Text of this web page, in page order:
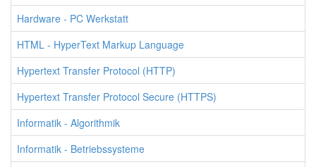
Hardware - PC Werkstatt
HTML - HyperText Markup Language
Hypertext Transfer Protocol (HTTP)
Hypertext Transfer Protocol Secure (HTTPS)
Informatik - Algorithmik
Informatik - Betriebssysteme